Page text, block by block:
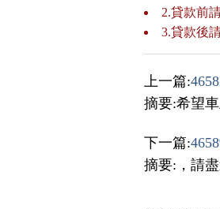
2.貸款前
3.貸款後
上一篇:
摘要:希望
下一篇:
摘要:，請